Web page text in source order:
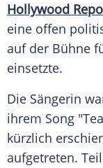
Hollywood
eine offen
auf der Bühne
einsetzte.
Die Sängerin
ihrem Song
kürzlich
aufgetreten.